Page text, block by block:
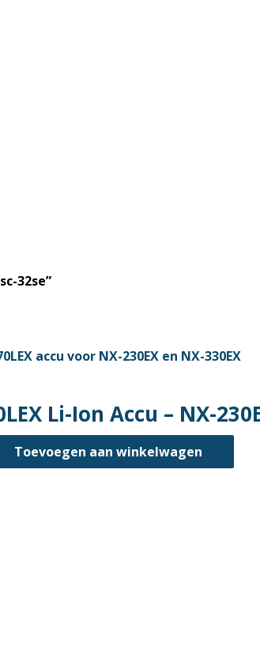
32se”
Li-Ion Accu – NX-
Toevoegen aan winkelwagen